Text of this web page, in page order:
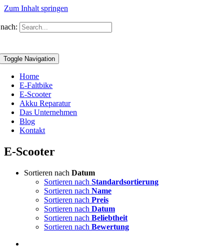
Zum Inhalt springen
Toggle Navigation
Home
E-Faltbike
E-Scooter
Akku Reparatur
Das Unternehmen
Blog
Kontakt
E-Scooter
Sortieren nach Datum
Sortieren nach Standardsortierung
Sortieren nach Name
Sortieren nach Preis
Sortieren nach Datum
Sortieren nach Beliebtheit
Sortieren nach Bewertung